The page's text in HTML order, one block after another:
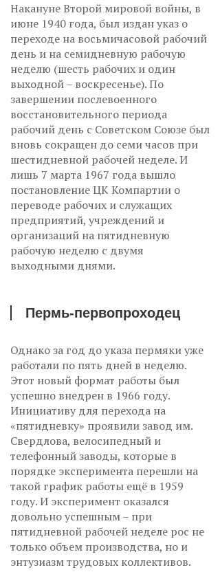
Накануне Второй мировой войны, в
июне 1940 года, был издан указ о
переходе на восьмичасовой рабочий
день и на семидневную рабочую
неделю (шесть рабочих и один
выходной – воскресенье). По
завершении послевоенного
восстановительного периода
рабочий день с Советском Союзе был
вновь сокращен до семи часов при
шестидневной рабочей неделе. И
лишь 7 марта 1967 года вышло
постановление ЦК Компартии о
переводе рабочих и служащих
предприятий, учреждений и
организаций на пятидневную
рабочую неделю с двумя
выходными днями.
Пермь-первопроходец
Однако за год до указа пермяки уже
работали по пять дней в неделю.
Этот новый формат работы был
успешно внедрен в 1966 году.
Инициативу для перехода на
«пятидневку» проявили завод им.
Свердлова, велосипедный и
телефонный заводы, которые в
порядке эксперимента перешли на
такой график работы ещё в 1959
году. И эксперимент оказался
довольно успешным – при
пятидневной рабочей неделе рос не
только объем производства, но и
энтузиазм трудовых коллективов.